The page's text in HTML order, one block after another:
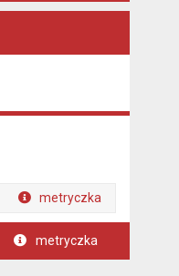
metryczka
metryczka